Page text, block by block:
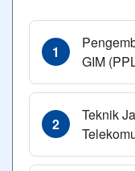
1
GIM
2
Teknik